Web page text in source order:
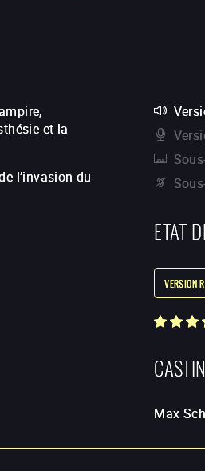
et la
l’invasion du
ETAT
VERSION
Max